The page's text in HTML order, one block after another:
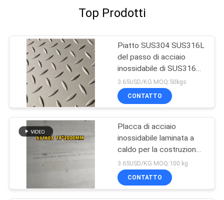
Top Prodotti
Piatto SUS304 SUS316L
del passo di acciaio
inossidabile di SUS316L
per la pavimentazione
3.65USD/KG MOQ:50kgs
CONTATTO
Placca di acciaio
inossidabile laminata a
caldo per la costruzione
navale
3.65USD/KG MOQ:100 kg
CONTATTO